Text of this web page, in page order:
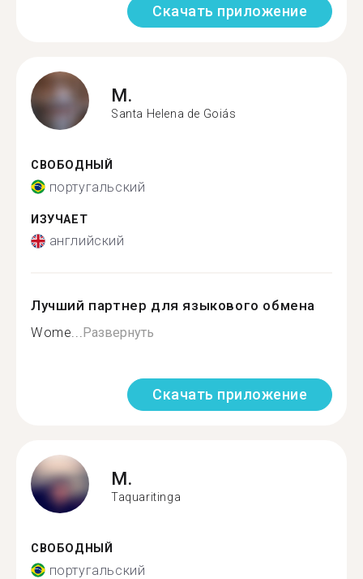
Скачать приложение
M.
Santa Helena de Goiás
СВОБОДНЫЙ
португальский
ИЗУЧАЕТ
английский
Лучший партнер для языкового обмена
Wome...Развернуть
Скачать приложение
M.
Taquaritinga
СВОБОДНЫЙ
португальский